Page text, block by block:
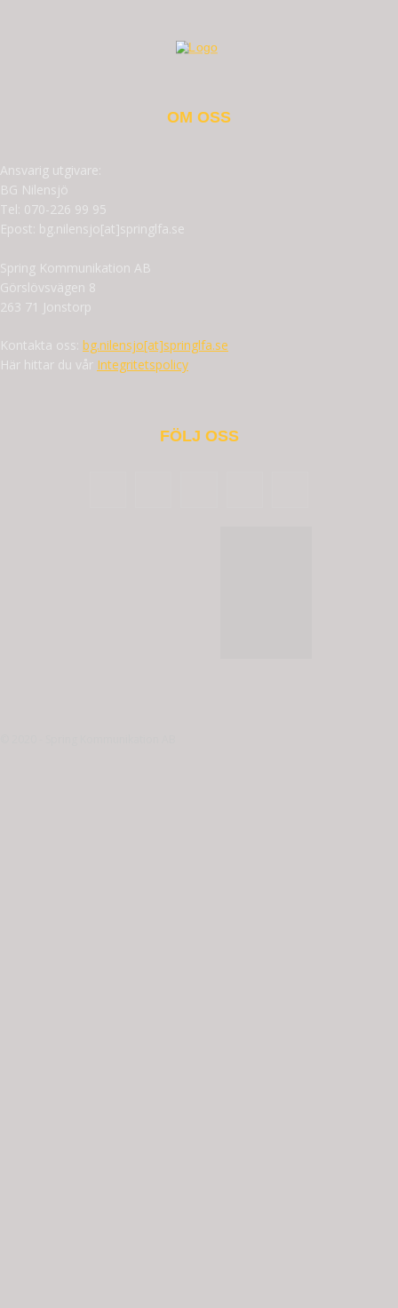
OM OSS
Ansvarig utgivare:
BG Nilensjö
Tel: 070-226 99 95
Epost: bg.nilensjo[at]springlfa.se
Spring Kommunikation AB
Görslövsvägen 8
263 71 Jonstorp
Kontakta oss: bg.nilensjo[at]springlfa.se
Här hittar du vår Integritetspolicy
FÖLJ OSS